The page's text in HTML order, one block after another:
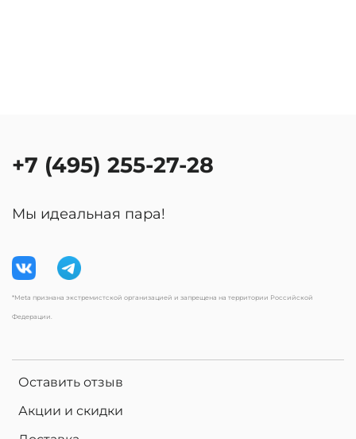
Оставить отзыв
Акции и скидки
+7 (495) 255-27-28
Мы идеальная пара!
*Meta признана экстремистской организацией и запрещена на территории Российской
Федерации.